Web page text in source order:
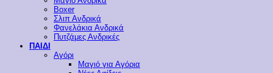
Boxer
Σλιπ Ανδρικά
Φανελάκια Ανδρικά
Πυτζάμες Ανδρικές
ΠΑΙΔΙ
Αγόρι
Μαγιό για Αγόρια